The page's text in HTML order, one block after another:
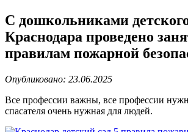
С дошкольниками
Краснодара проведено
правилам пожарной
Опубликовано: 23.06.2025
Все профессии важны, все профессии
спасателя очень нужная для людей.